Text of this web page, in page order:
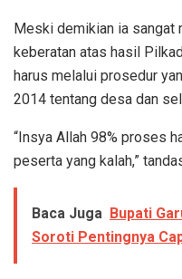
Meski demikian ia sangat
keberatan atas hasil
harus melalui prosedur
2014 tentang desa dan
“Insya Allah 98% proses
peserta yang kalah,”
Baca Juga Bupati
Soroti Pentingnya